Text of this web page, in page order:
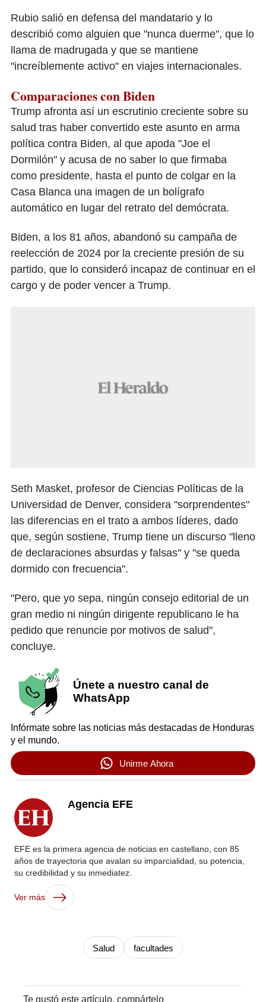
Rubio salió en defensa del mandatario y lo
describió como alguien que "nunca duerme", que lo
llama de madrugada y que se mantiene
"increíblemente activo" en viajes internacionales.
Comparaciones con Biden
Trump afronta así un escrutinio creciente sobre su
salud tras haber convertido este asunto en arma
política contra Biden, al que apoda "Joe el
Dormilón" y acusa de no saber lo que firmaba
como presidente, hasta el punto de colgar en la
Casa Blanca una imagen de un bolígrafo
automático en lugar del retrato del demócrata.
Biden, a los 81 años, abandonó su campaña de
reelección de 2024 por la creciente presión de su
partido, que lo consideró incapaz de continuar en el
cargo y de poder vencer a Trump.
Seth Masket, profesor de Ciencias Políticas de la
Universidad de Denver, considera "sorprendentes"
las diferencias en el trato a ambos líderes, dado
que, según sostiene, Trump tiene un discurso "lleno
de declaraciones absurdas y falsas" y "se queda
dormido con frecuencia".
"Pero, que yo sepa, ningún consejo editorial de un
gran medio ni ningún dirigente republicano le ha
pedido que renuncie por motivos de salud",
concluye.
Únete a nuestro canal de
WhatsApp
Infórmate sobre las noticias más destacadas de Honduras
y el mundo.
Unirme Ahora
Agencia EFE
EFE es la primera agencia de noticias en castellano, con 85
años de trayectoria que avalan su imparcialidad, su potencia,
su credibilidad y su inmediatez.
Ver más
Salud facultades
Te gustó este artículo, compártelo